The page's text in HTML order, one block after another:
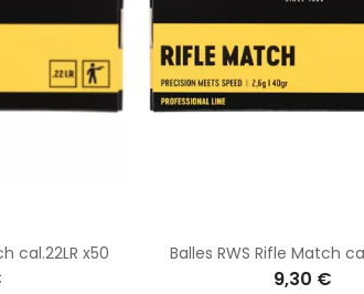
cal.22LR x50 Balles RWS Rifle Match
9,30 €